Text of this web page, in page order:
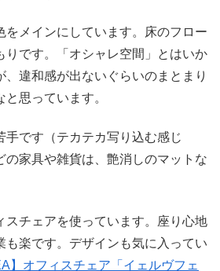
をメインにしています。床のフロー
りです。「オシャレ空間」とはいか
、違和感が出ないぐらいのまとまり
思っています。
手です（テカテカ写り込む感じ
の家具や雑貨は、艶消しのマットな
スチェアを使っています。座り心地
も楽です。デザインも気に入ってい
】オフィスチェア「イェルヴフェ